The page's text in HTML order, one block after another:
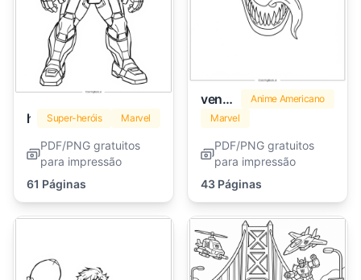
Super-heróis Marvel
PDF/PNG gratuitos
para impressão
61 Páginas
venom
Anime Americano
Marvel
PDF/PNG gratuitos
para impressão
43 Páginas